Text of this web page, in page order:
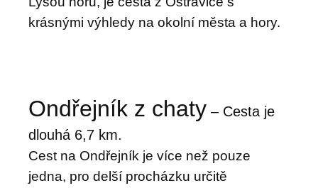
krásnými výhledy na okolní města a hory.
Ondřejník z chaty – Cesta je
dlouhá 6,7 km.
Cest na Ondřejník je více než pouze
jedna, pro delší procházku určitě